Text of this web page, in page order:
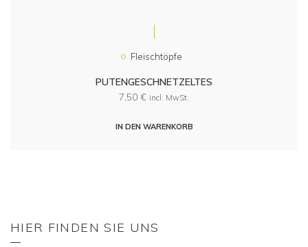
Fleischtöpfe
PUTENGESCHNETZELTES
7,50 € incl. MwSt.
IN DEN WARENKORB
HIER FINDEN SIE UNS